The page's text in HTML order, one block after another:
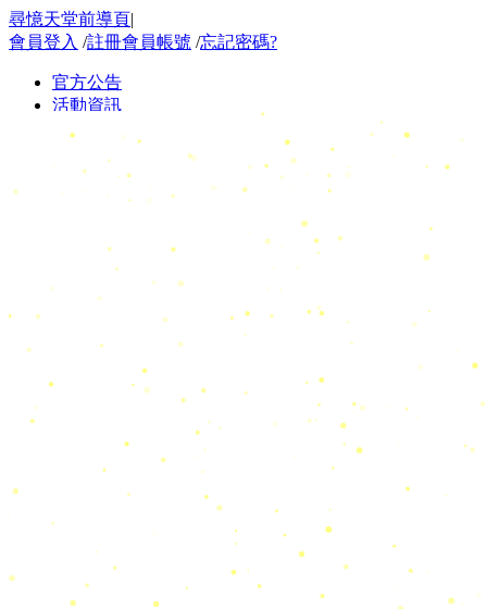
尋憶天堂前導頁|
會員登入 /註冊會員帳號 /忘記密碼?